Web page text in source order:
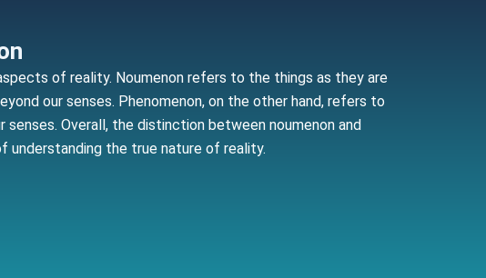
of reality. Noumenon refers to the things as they are
our senses. Phenomenon, on the other hand, refers to
Overall, the distinction between noumenon and
understanding the true nature of reality.